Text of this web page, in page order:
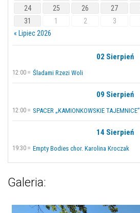
24
25 26 27
31
1 2 3
« Lipiec 2026
02 Sierpień
12:00 Śladami Rzezi Woli
09 Sierpień
12:00 SPACER „KAMIONKOWSKIE TAJEMNICE”
14 Sierpień
19:30 Empty Bodies chor. Karolina Kroczak
Galeria: